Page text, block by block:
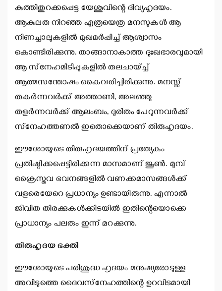
കുത്തിതുറക്കപ്പെട്ട യേശുവിന്റെ ദിവ്യഹൃദയം.
ആകുലത നിറഞ്ഞ എത്രയെത്ര മനസുകള്‍ ആ
നിണച്ചാലുകളില്‍ മുഖമര്‍പ്പിച്ച് ആശ്വാസം
കൊണ്ടിരിക്കുന്നു. താങ്ങാനാകാത്ത ദുഃഖഭാരവുമായി
ആ സ്‌നേഹമിടിപ്പുകളില്‍ തലചായ്ച്ച്
ആത്മസന്തോഷം കൈവരിച്ചിരിക്കുന്നു. മനസ്സ്
തകര്‍ന്നവര്‍ക്ക് അത്താണി, അലഞ്ഞു
തളര്‍ന്നവര്‍ക്ക് ആലംബം, ദുരിതം പേറുന്നവര്‍ക്ക്
സ്‌നേഹത്തണല്‍ ഇതൊക്കെയാണ് തിരുഹൃദയം.
ഈശോയുടെ തിരുഹൃദയത്തിന് പ്രത്യേകം
പ്രതിഷ്ഠിക്കപ്പെട്ടിരിക്കുന്ന മാസമാണ് ജൂണ്‍. മുമ്പ്
ക്രൈസ്തവ ഭവനങ്ങളില്‍ വണക്കമാസങ്ങള്‍ക്ക്
വളരെയേറെ പ്രധാന്യം ഉണ്ടായിരുന്നു. എന്നാല്‍
ജീവിത തിരക്കുകള്‍ക്കിടയില്‍ ഇതിന്റെയൊക്കെ
പ്രാധാന്യം പലരും ഇന്ന് മറക്കുന്നു.
തിരുഹൃദയ ഭക്തി
ഈശോയുടെ പരിശുദ്ധ ഹൃദയം മനുഷ്യരോടുള്ള
അവിടുത്തെ ദൈവസ്‌നേഹത്തിന്റെ ഉറവിടമായി